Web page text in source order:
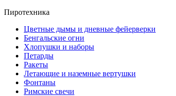
Пиротехника
Цветные дымы и дневные фейерверки
Бенгальские огни
Хлопушки и наборы
Петарды
Ракеты
Летающие и наземные вертушки
Фонтаны
Римские свечи